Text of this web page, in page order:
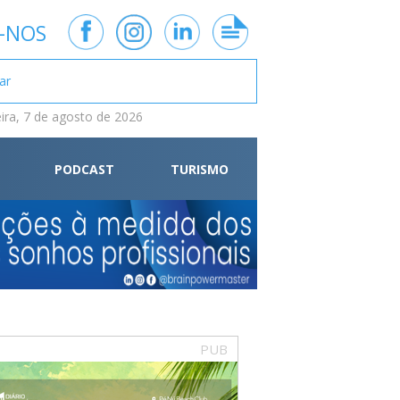
7 de agosto de 2026
PODCAST TURISMO
PUB